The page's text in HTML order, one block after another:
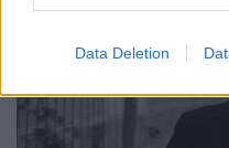
Data Deletion